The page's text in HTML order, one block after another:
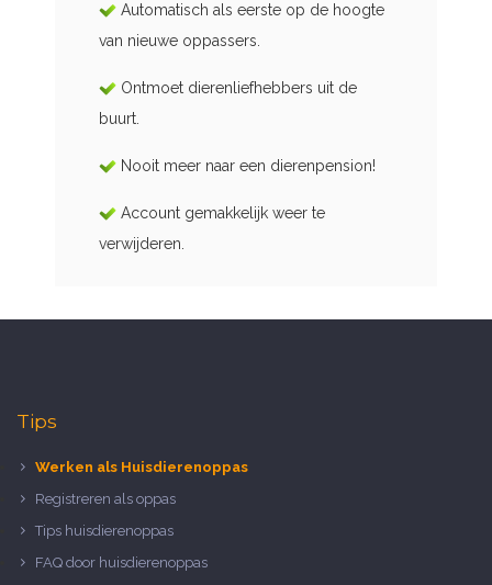
Automatisch als eerste op de hoogte
van nieuwe oppassers.
Ontmoet dierenliefhebbers uit de
buurt.
Nooit meer naar een dierenpension!
Account gemakkelijk weer te
verwijderen.
Tips
Werken als Huisdierenoppas
Registreren als oppas
Tips huisdierenoppas
FAQ door huisdierenoppas